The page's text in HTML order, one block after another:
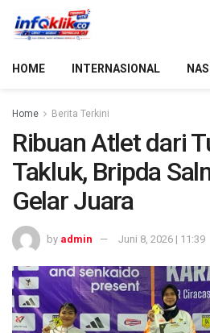
HOME INTERNASIONAL
Home Berita Terkini
Ribuan Atlet dari
Takluk, Bripda
Gelar Juara
by admin Juni 8, 2026 | 11:39